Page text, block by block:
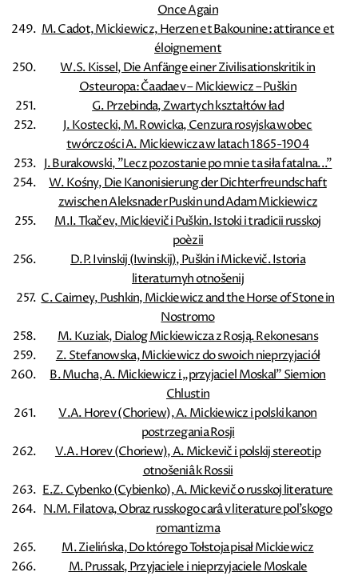
Once Again
M. Cadot, Mickiewicz, Herzen et Bakounine: attirance et
éloignement
W.S. Kissel, Die Anfänge einer Zivilisationskritik in
Osteuropa: Čaadaev – Mickiewicz – Puškin
G. Przebinda, Zwartych kształtów ład
J. Kostecki, M. Rowicka, Cenzura rosyjska wobec
twórczości A. Mickiewicza w latach 1865-1904
J. Burakowski, ”Lecz pozostanie po mnie ta siła fatalna...”
W. Kośny, Die Kanonisierung der Dichterfreundschaft
zwischen Aleksnader Puskin und Adam Mickiewicz
M.I. Tkačev, Mickievič i Puškin. Istoki i tradicii russkoj
poèzii
D.P. Ivinskij (Iwinskij), Puškin i Mickevič. Istoria
literaturnyh otnošenij
C. Cairney, Pushkin, Mickiewicz and the Horse of Stone in
Nostromo
M. Kuziak, Dialog Mickiewicza z Rosją. Rekonesans
Z. Stefanowska, Mickiewicz do swoich nieprzyjaciół
B. Mucha, A. Mickiewicz i „przyjaciel Moskal” Siemion
Chlustin
V.A. Horev (Choriew), A. Mickiewicz i polski kanon
postrzegania Rosji
V.A. Horev (Choriew), A. Mickevič i polskij stereotip
otnošeniâ k Rossii
E.Z. Cybenko (Cybienko), A. Mickevič o russkoj literature
N.M. Filatova, Obraz russkogo carâ v literature pol'skogo
romantizma
M. Zielińska, Do którego Tołstoja pisał Mickiewicz
M. Prussak, Przyjaciele i nieprzyjaciele Moskale